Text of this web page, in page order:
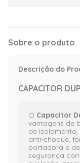
Sobre o produto
Descrição do
CAPACITOR
O Capacitor
vantagens de
de
anti-choque,
portadora e
segurança